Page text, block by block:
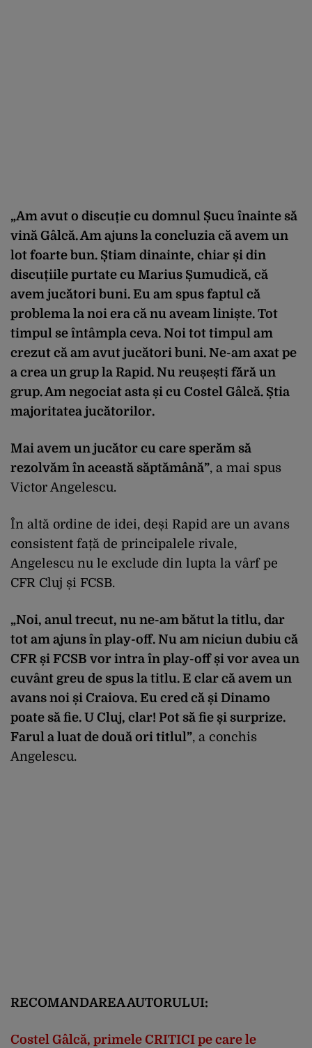
„Am avut o discuție cu domnul Șucu înainte să
vină Gâlcă. Am ajuns la concluzia că avem un
lot foarte bun. Știam dinainte, chiar și din
discuțiile purtate cu Marius Șumudică, că
avem jucători buni. Eu am spus faptul că
problema la noi era că nu aveam liniște. Tot
timpul se întâmpla ceva. Noi tot timpul am
crezut că am avut jucători buni. Ne-am axat pe
a crea un grup la Rapid. Nu reușești fără un
grup. Am negociat asta și cu Costel Gâlcă. Știa
majoritatea jucătorilor.
Mai avem un jucător cu care sperăm să
rezolvăm în această săptămână”, a mai spus
Victor Angelescu.
În altă ordine de idei, deși Rapid are un avans
consistent față de principalele rivale,
Angelescu nu le exclude din lupta la vârf pe
CFR Cluj și FCSB.
„Noi, anul trecut, nu ne-am bătut la titlu, dar
tot am ajuns în play-off. Nu am niciun dubiu că
CFR și FCSB vor intra în play-off și vor avea un
cuvânt greu de spus la titlu. E clar că avem un
avans noi și Craiova. Eu cred că și Dinamo
poate să fie. U Cluj, clar! Pot să fie și surprize.
Farul a luat de două ori titlul”, a conchis
Angelescu.
RECOMANDAREA AUTORULUI:
Costel Gâlcă, primele CRITICI pe care le